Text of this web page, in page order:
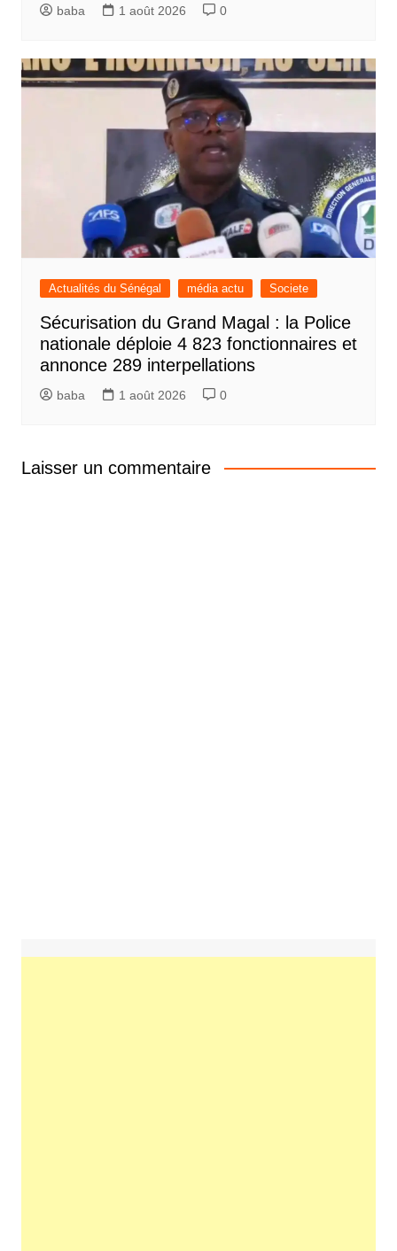
baba 1 août 2026 0
Actualités du Sénégal média actu Societe
Sécurisation du Grand Magal : la Police
nationale déploie 4 823 fonctionnaires et
annonce 289 interpellations
baba 1 août 2026 0
Laisser un commentaire